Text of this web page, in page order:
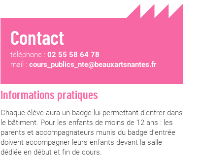
Contact
téléphone : 02 55 58 64 78
mail : cours_publics_nte@beauxartsnantes.fr
Informations pratiques
Chaque élève aura un badge lui permettant d’entrer dans
le bâtiment. Pour les enfants de moins de 12 ans : les
parents et accompagnateurs munis du badge d’entrée
doivent accompagner leurs enfants devant la salle
dédiée en début et fin de cours.